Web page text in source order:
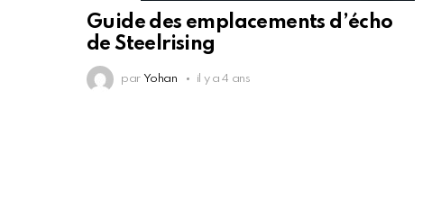
Guide des emplacements d’écho
de Steelrising
par Yohan il y a 4 ans